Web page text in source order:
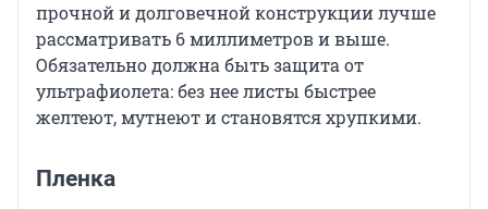
прочной и долговечной конструкции лучше
рассматривать 6 миллиметров и выше.
Обязательно должна быть защита от
ультрафиолета: без нее листы быстрее
желтеют, мутнеют и становятся хрупкими.
Пленка